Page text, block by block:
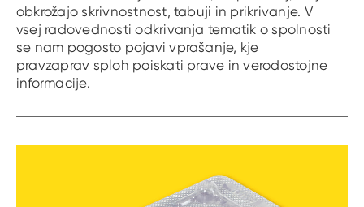
obkrožajo skrivnostnost, tabuji in prikrivanje. V
vsej radovednosti odkrivanja tematik o spolnosti
se nam pogosto pojavi vprašanje, kje
pravzaprav sploh poiskati prave in verodostojne
informacije.